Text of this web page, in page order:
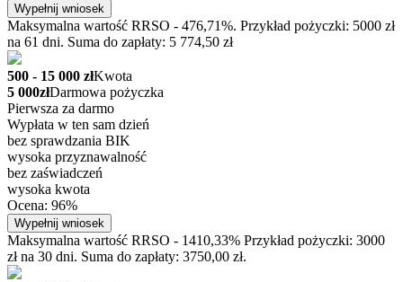
Wypełnij wniosek
Maksymalna wartość RRSO - 476,71%. Przykład pożyczki: 5000 zł
na 61 dni. Suma do zapłaty: 5 774,50 zł
500 - 15 000 złKwota
5 000złDarmowa pożyczka
Pierwsza za darmo
Wypłata w ten sam dzień
bez sprawdzania BIK
wysoka przyznawalność
bez zaświadczeń
wysoka kwota
Ocena: 96%
Wypełnij wniosek
Maksymalna wartość RRSO - 1410,33% Przykład pożyczki: 3000
zł na 30 dni. Suma do zapłaty: 3750,00 zł.